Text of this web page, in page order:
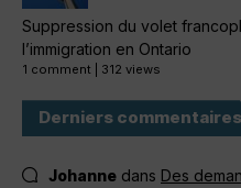
Suppression du volet
l’immigration en Ontario
1 comment 312 views
Derniers commentaires
Johanne dans Des